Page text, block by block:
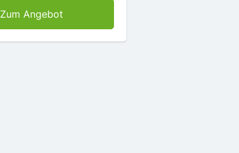
Zum AngebotSZ mit Prämie Lokalausgabe: